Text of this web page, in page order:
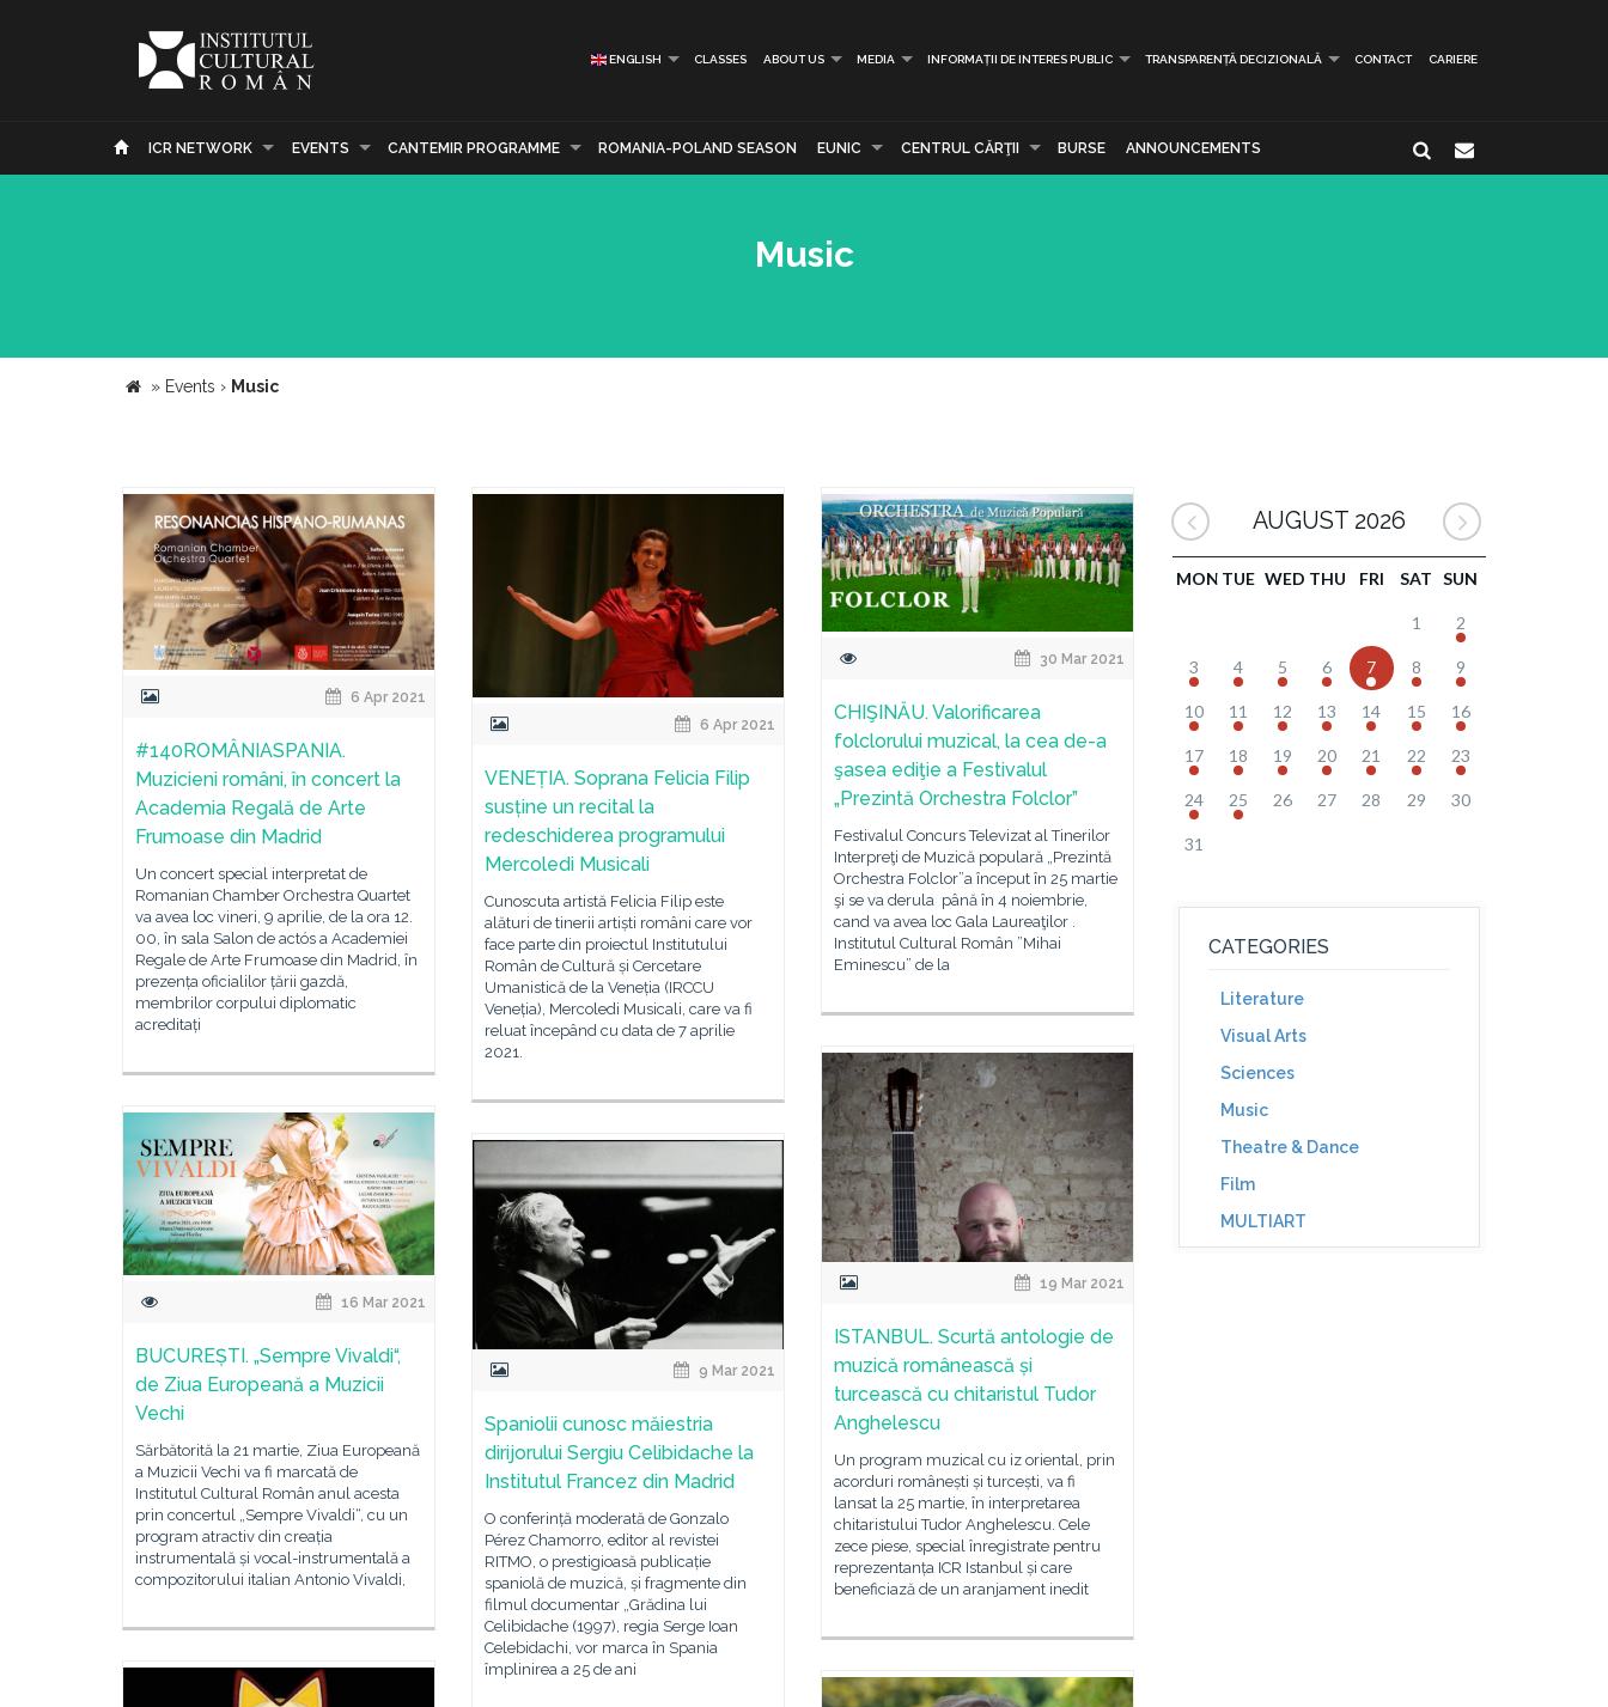
ENGLISH CLASSES ABOUT US MEDIA INFORMAȚII DE INTERES PUBLIC TRANSPARENȚĂ DECIZIONALĂ CONTACT CARIERE
ICR NETWORK EVENTS CANTEMIR PROGRAMME ROMANIA-POLAND SEASON EUNIC CENTRUL CĂRŢII BURSE ANNOUNCEMENTS
Music
» Events › Music
6 Apr 2021
#140ROMÂNIASPANIA.
Muzicieni români, în concert la
Academia Regală de Arte
Frumoase din Madrid
Un concert special interpretat de
Romanian Chamber Orchestra Quartet
va avea loc vineri, 9 aprilie, de la ora 12.
00, în sala Salon de actós a Academiei
Regale de Arte Frumoase din Madrid, în
prezența oficialilor țării gazdă,
membrilor corpului diplomatic
acreditați
6 Apr 2021
VENEȚIA. Soprana Felicia Filip
susține un recital la
redeschiderea programului
Mercoledi Musicali
Cunoscuta artistă Felicia Filip este
alături de tinerii artiști români care vor
face parte din proiectul Institutului
Român de Cultură și Cercetare
Umanistică de la Veneția (IRCCU
Veneția), Mercoledi Musicali, care va fi
reluat începând cu data de 7 aprilie
2021.
30 Mar 2021
CHIŞINĂU. Valorificarea
folclorului muzical, la cea de-a
şasea ediţie a Festivalul
„Prezintă Orchestra Folclor”
Festivalul Concurs Televizat al Tinerilor
Interpreţi de Muzică populară „Prezintă
Orchestra Folclor”a început în 25 martie
şi se va derula până în 4 noiembrie,
cand va avea loc Gala Laureaţilor .
Institutul Cultural Român ”Mihai
Eminescu” de la
19 Mar 2021
ISTANBUL. Scurtă antologie de
muzică românească și
turcească cu chitaristul Tudor
Anghelescu
Un program muzical cu iz oriental, prin
acorduri românești și turcești, va fi
lansat la 25 martie, în interpretarea
chitaristului Tudor Anghelescu. Cele
zece piese, special înregistrate pentru
reprezentanța ICR Istanbul și care
beneficiază de un aranjament inedit
16 Mar 2021
BUCUREȘTI. „Sempre Vivaldi“,
de Ziua Europeană a Muzicii
Vechi
Sărbătorită la 21 martie, Ziua Europeană
a Muzicii Vechi va fi marcată de
Institutul Cultural Român anul acesta
prin concertul „Sempre Vivaldi“, cu un
program atractiv din creația
instrumentală și vocal-instrumentală a
compozitorului italian Antonio Vivaldi,
9 Mar 2021
Spaniolii cunosc măiestria
dirijorului Sergiu Celibidache la
Institutul Francez din Madrid
O conferință moderată de Gonzalo
Pérez Chamorro, editor al revistei
RITMO, o prestigioasă publicație
spaniolă de muzică, și fragmente din
filmul documentar „Grădina lui
Celibidache (1997), regia Serge Ioan
Celebidachi, vor marca în Spania
împlinirea a 25 de ani
AUGUST 2026
MON TUE WED THU FRI SAT SUN
1 2
3 4 5 6 7 8 9
10 11 12 13 14 15 16
17 18 19 20 21 22 23
24 25 26 27 28 29 30
31
CATEGORIES
Literature
Visual Arts
Sciences
Music
Theatre & Dance
Film
MULTIART